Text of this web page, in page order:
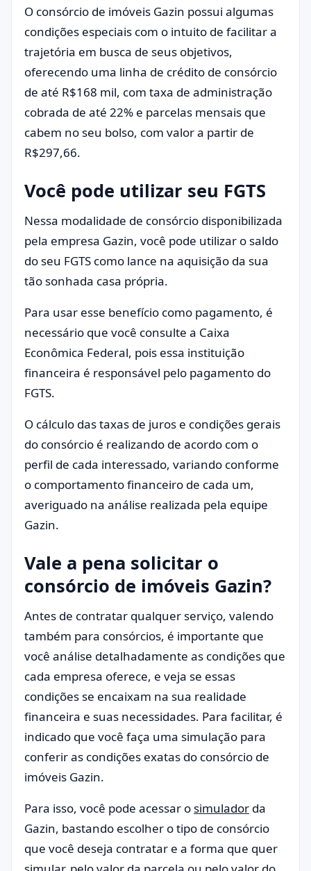
O consórcio de imóveis Gazin possui algumas
condições especiais com o intuito de facilitar a
trajetória em busca de seus objetivos,
oferecendo uma linha de crédito de consórcio
de até R$168 mil, com taxa de administração
cobrada de até 22% e parcelas mensais que
cabem no seu bolso, com valor a partir de
R$297,66.
Você pode utilizar seu FGTS
Nessa modalidade de consórcio disponibilizada
pela empresa Gazin, você pode utilizar o saldo
do seu FGTS como lance na aquisição da sua
tão sonhada casa própria.
Para usar esse benefício como pagamento, é
necessário que você consulte a Caixa
Econômica Federal, pois essa instituição
financeira é responsável pelo pagamento do
FGTS.
O cálculo das taxas de juros e condições gerais
do consórcio é realizando de acordo com o
perfil de cada interessado, variando conforme
o comportamento financeiro de cada um,
averiguado na análise realizada pela equipe
Gazin.
Vale a pena solicitar o
consórcio de imóveis Gazin?
Antes de contratar qualquer serviço, valendo
também para consórcios, é importante que
você análise detalhadamente as condições que
cada empresa oferece, e veja se essas
condições se encaixam na sua realidade
financeira e suas necessidades. Para facilitar, é
indicado que você faça uma simulação para
conferir as condições exatas do consórcio de
imóveis Gazin.
Para isso, você pode acessar o simulador da
Gazin, bastando escolher o tipo de consórcio
que você deseja contratar e a forma que quer